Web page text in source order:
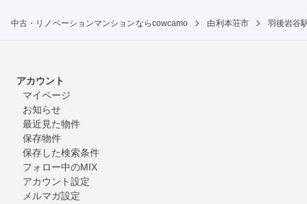
中古・リノベーションマンションならcowcamo 由利本荘市 羽後岩谷
アカウント
マイページ
お知らせ
最近見た物件
保存物件
保存した検索条件
フォロー中のMIX
アカウント設定
メルマガ設定